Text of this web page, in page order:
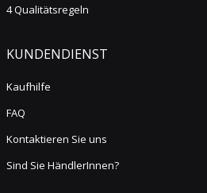
4 Qualitätsregeln
KUNDENDIENST
Kaufhilfe
FAQ
Kontaktieren Sie uns
Sind Sie HändlerInnen?